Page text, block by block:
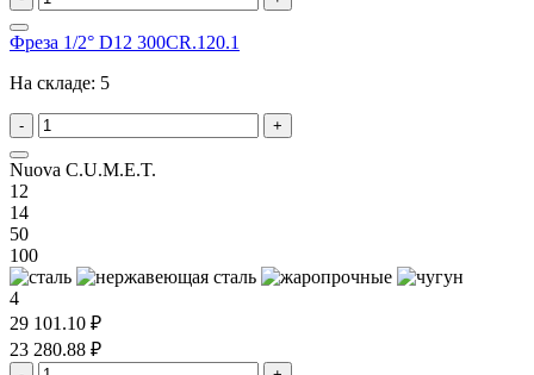
Фреза 1/2° D12 300CR.120.1
На складе: 5
- +
Nuova C.U.M.E.T.
12
14
50
100
4
29 101.10 ₽
23 280.88 ₽